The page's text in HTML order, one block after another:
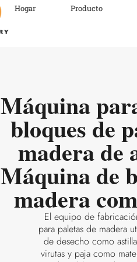
Hogar Producto
Máquina
bloques de
madera de
Máquina de
madera
El equipo de
para paletas de madera
de desecho como
virutas y paja como